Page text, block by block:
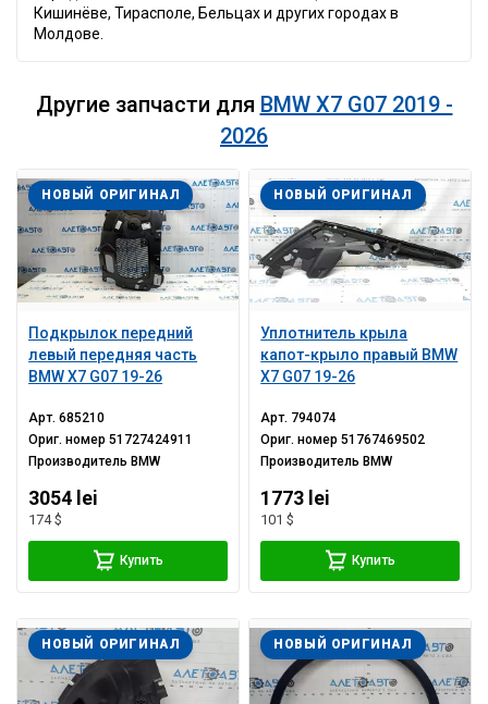
Кишинёве, Тирасполе, Бельцах и других городах в
Молдове.
Другие запчасти для BMW X7 G07 2019 -
2026
Подкрылок передний
левый передняя часть
BMW X7 G07 19-26
НОВЫЙ ОРИГИНАЛ
Арт.685210
Ориг. номер51727424911
ПроизводительBMW
3054 lei
174 $
Купить
Уплотнитель крыла
капот-крыло правый BMW
X7 G07 19-26
НОВЫЙ ОРИГИНАЛ
Арт. 794074
Ориг. номер51767469502
ПроизводительBMW
1773 lei
101 $
Купить
НОВЫЙ ОРИГИНАЛ НОВЫЙ ОРИГИНАЛ